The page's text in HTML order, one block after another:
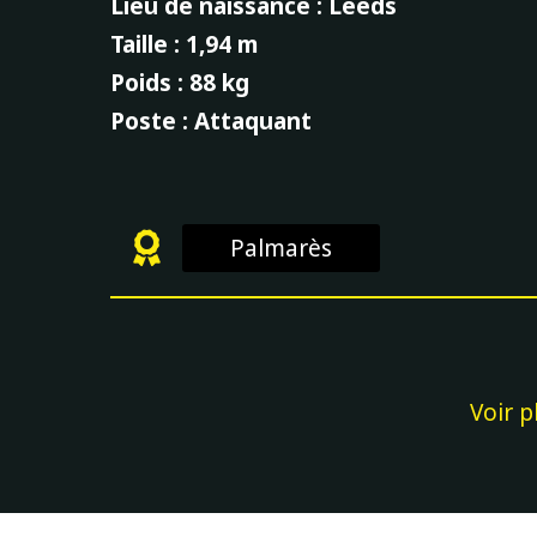
Taille : 1,94 m
Poids : 88 kg
Poste : Attaquant
Palmarès
Voir